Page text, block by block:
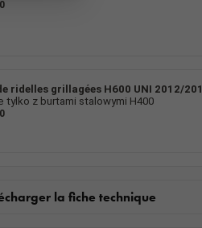
ridelles grillagées H600 UNI 2012/201
tylko z burtami stalowymi H400
la fiche technique